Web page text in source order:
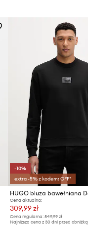
-10%
extra -5% z kodem: OFF*
HUGO bluza bawełniana
Cena aktualna:
309,99 zł
Cena regularna: 549,99 zł
Najniższa cena z 30 dni przed